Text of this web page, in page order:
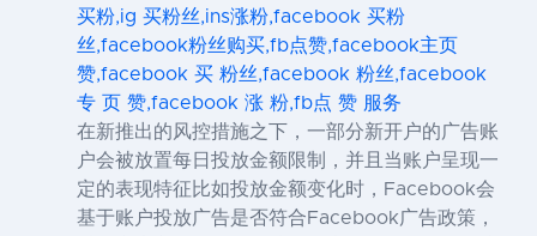
买粉,ig 买粉丝,ins涨粉,facebook 买粉
丝,facebook粉丝购买,fb点赞,facebook主页
赞,facebook 买 粉丝,facebook 粉丝,facebook
专 页 赞,facebook 涨 粉,fb点 赞 服务
在新推出的风控措施之下，一部分新开户的广告账
户会被放置每日投放金额限制，并且当账户呈现一
定的表现特征比如投放金额变化时，Facebook会
基于账户投放广告是否符合Facebook广告政策，